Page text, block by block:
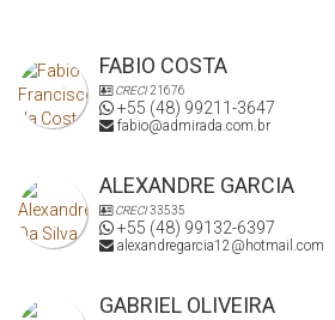
FABIO COSTA
CRECI21676
+55 (48) 99211-3647
fabio@admirada.com.br
ALEXANDRE GARCIA
CRECI33535
+55 (48) 99132-6397
alexandregarcia12@hotmail.com
GABRIEL OLIVEIRA